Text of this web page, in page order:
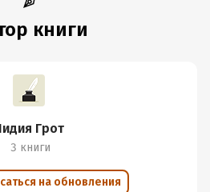
книги
Грот
3 книги
на обновления